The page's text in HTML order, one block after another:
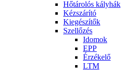
Hőtárolós kályhák
Kézszárító
Kiegészítők
Szellőzés
Idomok
EPP
Érzékelő
LTM